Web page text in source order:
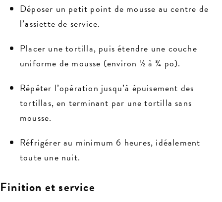
Déposer un petit point de mousse au centre de
l’assiette de service.
Placer une tortilla, puis étendre une couche
uniforme de mousse (environ ½ à ¾ po).
Répéter l’opération jusqu’à épuisement des
tortillas, en terminant par une tortilla sans
mousse.
Réfrigérer au minimum 6 heures, idéalement
toute une nuit.
Finition et service